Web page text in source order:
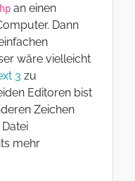
an einen
Dann
wäre vielleicht
3 zu
Editoren bist
Zeichen
mehr